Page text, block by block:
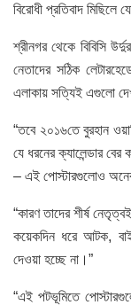
বিরোধী প্রতিবাদ মিছিলে
শ্রীনগর থেকে বিবিসি
নেতাদের সঠিক
এলাকায় সত্যিই এগুলো
“তবে ২০১৬তে বুরহান
যে ধরনের ক্যালেন্ডার
– এই পোস্টারগুলোও
“কারণ তাদের শীর্ষ
কয়েকদিন ধরে আটক,
দেওয়া হচ্ছে না।”
“এই পটভূমিতে